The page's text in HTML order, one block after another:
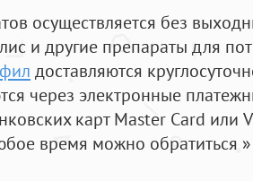
осуществляется без
и другие препараты для
доставляются
через электронные
карт Master Card или
время можно обратиться